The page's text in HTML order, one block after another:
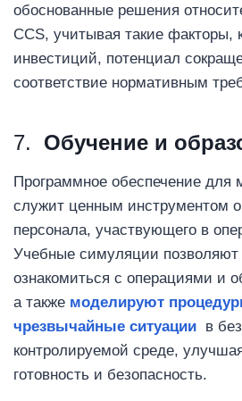
обоснованные решения
CCS, учитывая такие факторы,
инвестиций, потенциал
соответствие нормативным
7. Обучение и
Программное обеспечение для
служит ценным инструментом
персонала, участвующего в
Учебные симуляции позволяют
ознакомиться с операциями и
а также моделируют
чрезвычайные ситуации в
контролируемой среде,
готовность и безопасность.